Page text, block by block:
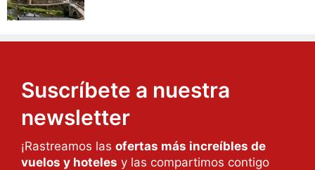
Suscríbete a nuestra
newsletter
¡Rastreamos las ofertas más increíbles de
vuelos y hoteles y las compartimos contigo